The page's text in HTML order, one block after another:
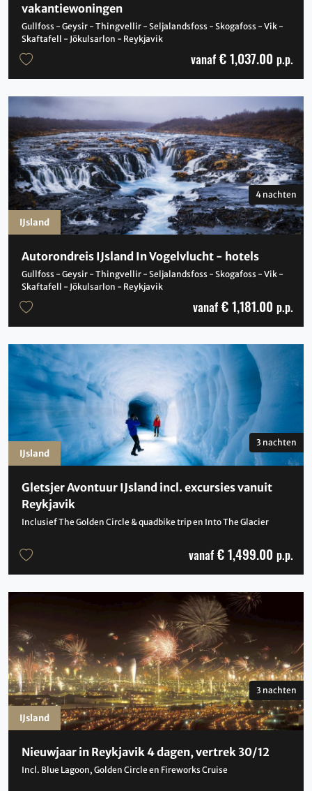
vakantiewoningen
Gullfoss - Geysir - Thingvellir - Seljalandsfoss - Skogafoss - Vik -
Skaftafell - Jökulsarlon - Reykjavik
vanaf € 1,037.00 p.p.
Autorondreis IJsland In Vogelvlucht - hotels
Gullfoss - Geysir - Thingvellir - Seljalandsfoss - Skogafoss - Vik -
Skaftafell - Jökulsarlon - Reykjavik
4 nachten
vanaf € 1,181.00 p.p.
IJsland
Gletsjer Avontuur IJsland incl. excursies vanuit
Reykjavik
Inclusief The Golden Circle & quadbike trip en Into The Glacier
3 nachten
vanaf € 1,499.00 p.p.
IJsland
Nieuwjaar in Reykjavik 4 dagen, vertrek 30/12
Incl. Blue Lagoon, Golden Circle en Fireworks Cruise
3 nachten
IJsland